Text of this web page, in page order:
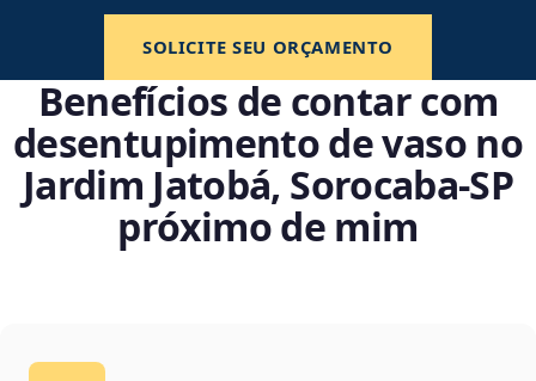
SOLICITE SEU ORÇAMENTO
Benefícios de contar com
desentupimento de vaso no
Jardim Jatobá, Sorocaba‑SP
próximo de mim